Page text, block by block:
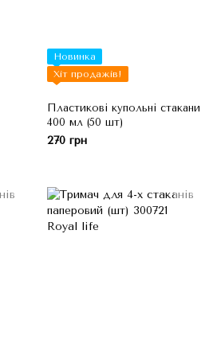
Новинка
Хіт продажів!
Пластикові купольні стакани
400 мл (50 шт)
270 грн